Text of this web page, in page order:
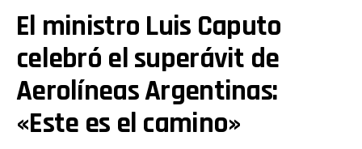
El ministro Luis Caputo
celebró el superávit de
Aerolíneas Argentinas:
«Este es el camino»